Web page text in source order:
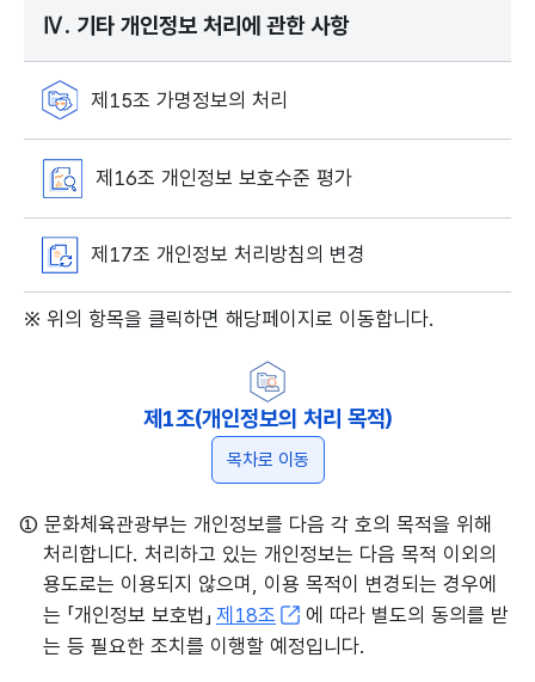
Ⅳ. 기타 개인정보 처리에 관한 사항
제15조 가명정보의 처리
제16조 개인정보 보호수준 평가
제17조 개인정보 처리방침의 변경
※ 위의 항목을 클릭하면 해당페이지로 이동합니다.
제1조(개인정보의 처리 목적)
목차로 이동
① 문화체육관광부는 개인정보를 다음 각 호의 목적을 위해
처리합니다. 처리하고 있는 개인정보는 다음 목적 이외의
용도로는 이용되지 않으며, 이용 목적이 변경되는 경우에
는 「개인정보 보호법」 제18조
에 따라 별도의 동의를 받
는 등 필요한 조치를 이행할 예정입니다.